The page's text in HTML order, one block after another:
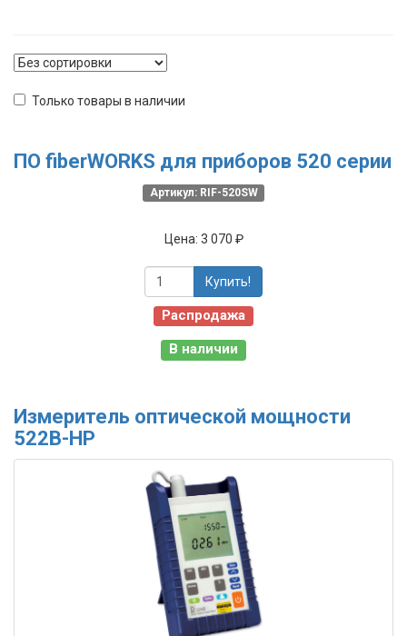
Только товары в наличии
ПО fiberWORKS для приборов 520 серии
Артикул: RIF-520SW
Цена: 3 070 ₽
Купить!
Распродажа
В наличии
Измеритель оптической мощности
522B-HP